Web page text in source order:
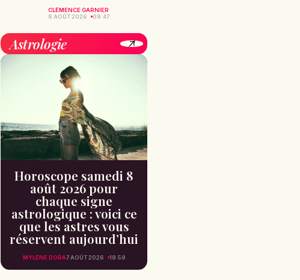
CLÉMENCE GARNIER
8 AOÛT 2026
09:47
Astrologie
Horoscope samedi 8
août 2026 pour
chaque signe
astrologique : voici ce
que les astres vous
réservent aujourd’hui
MYLÈNE DORA7 AOÛT 2026 19:59